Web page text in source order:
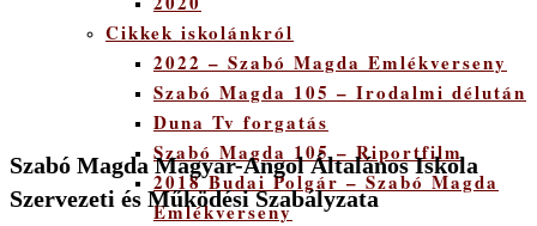
Cikkek iskolánkról
2022 – Szabó Magda Emlékverseny
Szabó Magda 105 – Irodalmi délután
Duna Tv forgatás
Szabó Magda 105 – Riportfilm
2018 Budai Polgár – Szabó Magda
Emlékverseny
Szabó Magda Magyar-Angol Általános Iskola
Szervezeti és Működési Szabályzata